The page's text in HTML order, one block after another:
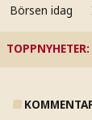
Börsen idag
TOPPNYHETER: